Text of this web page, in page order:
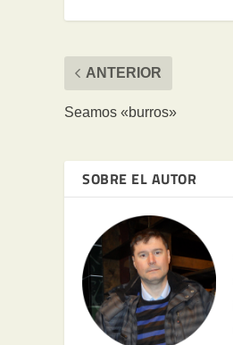
ANTERIOR
Seamos «burros»
SOBRE EL AUTOR